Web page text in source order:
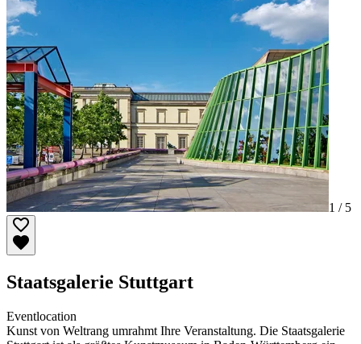
1 / 5
Staatsgalerie Stuttgart
Eventlocation
Kunst von Weltrang umrahmt Ihre Veranstaltung. Die Staatsgalerie